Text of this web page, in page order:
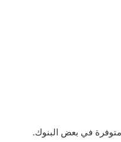
في بعض البنوك.